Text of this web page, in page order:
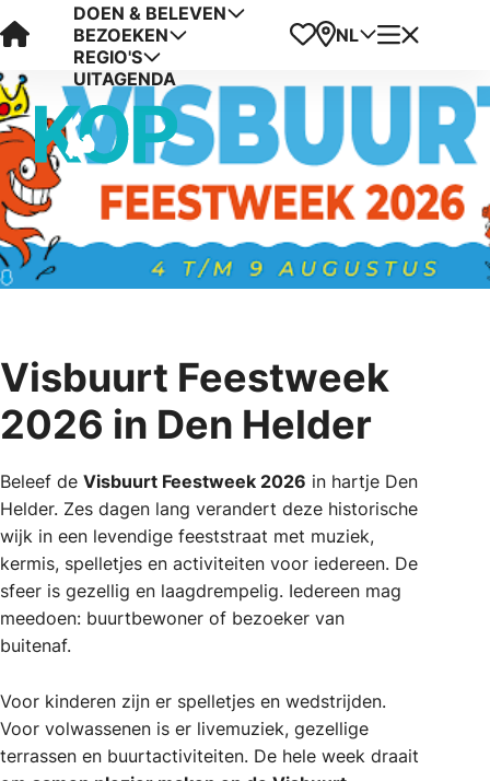
Visit Kop van Holland
DOEN & BELEVEN
BEZOEKEN
REGIO'S
UITAGENDA
Favorieten
Kaart
NL Menu
Visbuurt Feestweek
2026 in Den Helder
Beleef de Visbuurt Feestweek 2026 in hartje Den
Helder. Zes dagen lang verandert deze historische
wijk in een levendige feeststraat met muziek,
kermis, spelletjes en activiteiten voor iedereen. De
sfeer is gezellig en laagdrempelig. Iedereen mag
meedoen: buurtbewoner of bezoeker van
buitenaf.
Voor kinderen zijn er spelletjes en wedstrijden.
Voor volwassenen is er livemuziek, gezellige
terrassen en buurtactiviteiten. De hele week draait